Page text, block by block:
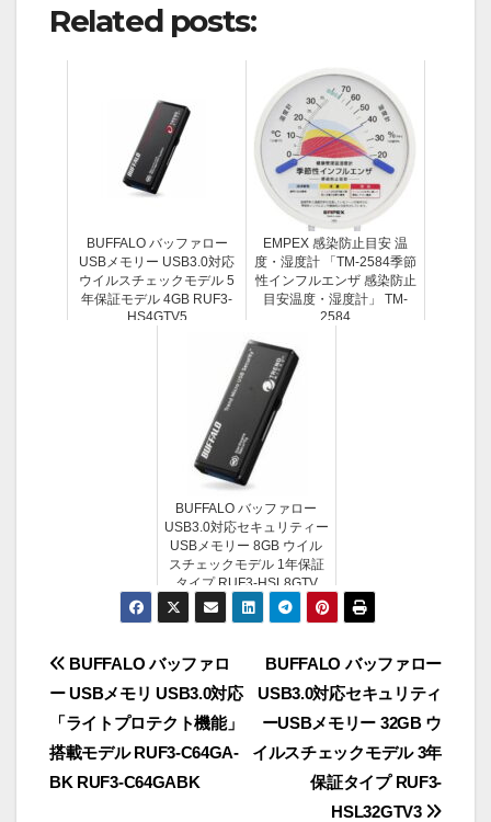
Related posts:
BUFFALO バッファロー
USBメモリー USB3.0対応
ウイルスチェックモデル 5
年保証モデル 4GB RUF3-
HS4GTV5
EMPEX 感染防止目安 温
度・湿度計 「TM-2584季節
性インフルエンザ 感染防止
目安温度・湿度計」 TM-
2584
BUFFALO バッファロー
USB3.0対応セキュリティー
USBメモリー 8GB ウイル
スチェックモデル 1年保証
タイプ RUF3-HSL8GTV
投
稿
ナ
BUFFALO バッファロー
USB3.0対応セキュリティ
ーUSBメモリー 32GB ウ
イルスチェックモデル 3年
保証タイプ RUF3-
HSL32GTV3
BUFFALO バッファロ
ー USBメモリ USB3.0対応
「ライトプロテクト機能」
搭載モデル RUF3-C64GA-
BK RUF3-C64GABK